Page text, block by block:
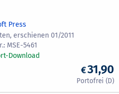
Press
erschienen 01/2011
MSE-5461
Download
31,90